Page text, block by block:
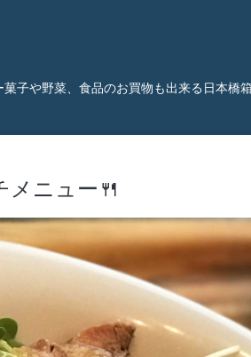
子や野菜、食品のお買物も出来る日本橋
メニュー🍴